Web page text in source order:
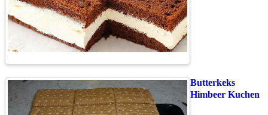
Butterkeks
Himbeer Kuchen